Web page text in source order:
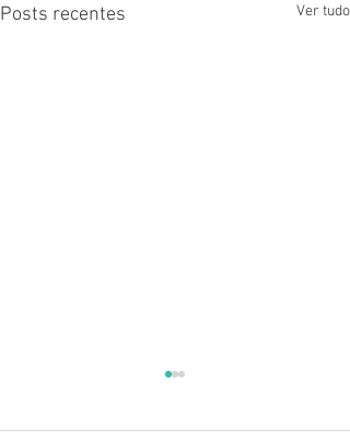
Posts recentes Ver tudo